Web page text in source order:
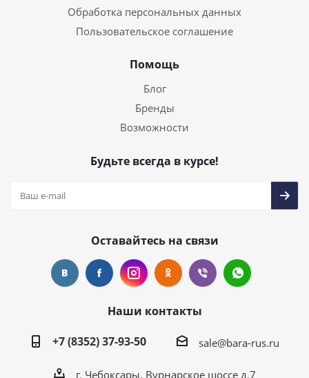
Обработка персональных данных
Пользовательское соглашение
Помощь
Блог
Бренды
Возможности
Будьте всегда в курсе!
Оставайтесь на связи
Наши контакты
+7 (8352) 37-93-50
sale@bara-rus.ru
г. Чебоксары, Вурнарское шоссе д.7